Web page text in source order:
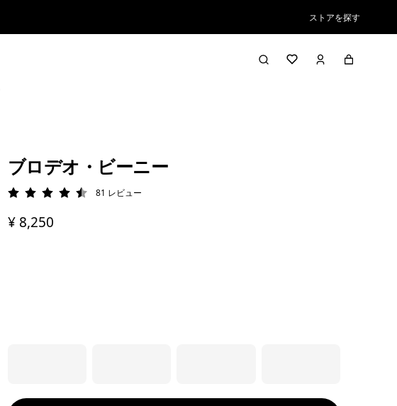
ストアを探す
ブロデオ・ビーニー
評価: 4.5 / 5
81 レビュー
¥ 8,250